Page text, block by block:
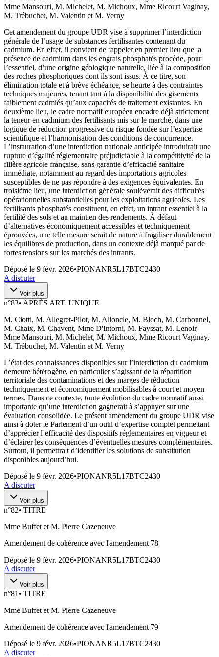
Mme Mansouri, M. Michelet, M. Michoux, Mme Ricourt Vaginay,
M. Trébuchet, M. Valentin et M. Verny
Cet amendement du groupe UDR vise à supprimer l’interdiction
générale de l’usage de substances fertilisantes contenant du
cadmium. En effet, il convient de rappeler en premier lieu que la
présence de cadmium dans les engrais phosphatés procède, pour
l’essentiel, d’une origine géologique naturelle, liée à la composition
des roches phosphoriques dont ils sont issus. À ce titre, son
élimination totale et à brève échéance, se heurte à des contraintes
techniques majeures, tenant tant à la disponibilité des gisements
faiblement cadmiés qu’aux capacités de traitement existantes. En
deuxième lieu, le cadre normatif européen encadre déjà strictement
la teneur en cadmium des fertilisants mis sur le marché, dans une
logique de réduction progressive du risque fondée sur l’expertise
scientifique et l’harmonisation des conditions de concurrence.
L’instauration d’une interdiction nationale anticipée introduirait une
rupture d’égalité réglementaire préjudiciable à la compétitivité de la
filière agricole française, sans garantie d’efficacité sanitaire
immédiate, notamment au regard des importations agricoles
susceptibles de ne pas répondre à des exigences équivalentes. En
troisième lieu, une interdiction générale soulèverait des difficultés
opérationnelles substantielles pour les exploitations agricoles. Les
fertilisants phosphatés constituent, en effet, un intrant essentiel à la
fertilité des sols et au maintien des rendements. À défaut
d’alternatives économiquement accessibles et techniquement
éprouvées, une telle mesure serait de nature à fragiliser durablement
les équilibres de production, dans un contexte déjà marqué par de
fortes tensions sur les marchés des intrants.
Déposé le 9 févr. 2026•PIONANR5L17BTC2430
A discuter
Voir plus
n°83• APRÈS ART. UNIQUE
M. Ciotti, M. Allegret-Pilot, M. Alloncle, M. Bloch, M. Carbonnel,
M. Chaix, M. Chavent, Mme D'Intorni, M. Fayssat, M. Lenoir,
Mme Mansouri, M. Michelet, M. Michoux, Mme Ricourt Vaginay,
M. Trébuchet, M. Valentin et M. Verny
L’état des connaissances disponibles sur l’interdiction du cadmium
demeure hétérogène, en particulier s’agissant de la répartition
territoriale des contaminations et des marges de réduction
techniquement et économiquement mobilisables à court et moyen
termes. Dans ce contexte, toute évolution du cadre normatif aussi
importante qu’une interdiction gagnerait à s’appuyer sur une
évaluation consolidée. Le présent amendement du groupe UDR vise
ainsi à doter le Parlement d’un outil d’expertise complet permettant
d’apprécier l’efficacité des dispositifs réglementaires en vigueur et
d’éclairer les conséquences d’éventuelles mesures complémentaires.
Surtout, il permettrait d’identifier les solutions de substitution
disponibles aujourd’hui.
Déposé le 9 févr. 2026•PIONANR5L17BTC2430
A discuter
Voir plus
n°82• TITRE
Mme Buffet et M. Pierre Cazeneuve
Amendement de cohérence avec l'amendement 78
Déposé le 9 févr. 2026•PIONANR5L17BTC2430
A discuter
Voir plus
n°81 • TITRE
Mme Buffet et M. Pierre Cazeneuve
Amendement de cohérence avec l'amendement 79
Déposé le 9 févr. 2026•PIONANR5L17BTC2430
A discuter